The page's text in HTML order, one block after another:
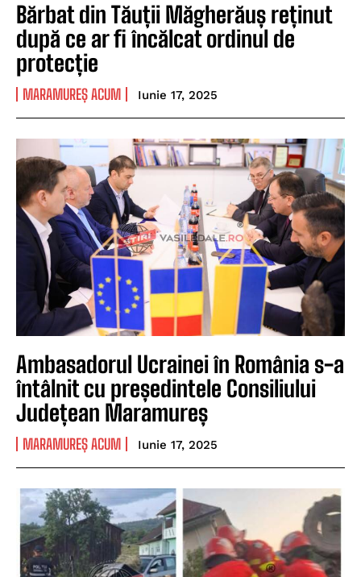
Bărbat din Tăuții Măgherăuș reținut
după ce ar fi încălcat ordinul de
protecție
MARAMUREȘ ACUM Iunie 17, 2025
Ambasadorul Ucrainei în România s-a
întâlnit cu președintele Consiliului
Județean Maramureș
MARAMUREȘ ACUM Iunie 17, 2025